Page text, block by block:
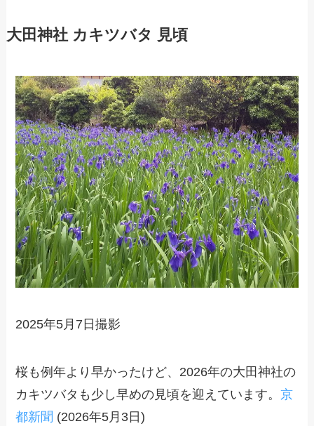
大田神社 カキツバタ 見頃
2025年5月7日撮影
桜も例年より早かったけど、2026年の大田神社の
カキツバタも少し早めの見頃を迎えています。京
都新聞 (2026年5月3日)